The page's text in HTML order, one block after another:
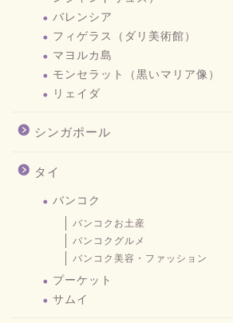
バレンシア
フィゲラス（ダリ美術館）
マヨルカ島
モンセラット（黒いマリア像）
リェイダ
シンガポール
タイ
バンコク
バンコクお土産
バンコクグルメ
バンコク美容・ファッション
プーケット
サムイ